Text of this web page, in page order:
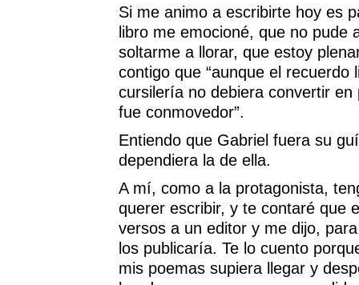
Si me animo a escribirte hoy es
libro me emocioné, que no pude
soltarme a llorar, que estoy
contigo que “aunque el recuerdo
cursilería no debiera convertir en
fue conmovedor”.
Entiendo que Gabriel fuera su
dependiera la de ella.
A mí, como a la protagonista,
querer escribir, y te contaré que
versos a un editor y me dijo,
los publicaría. Te lo cuento
mis poemas supiera llegar y